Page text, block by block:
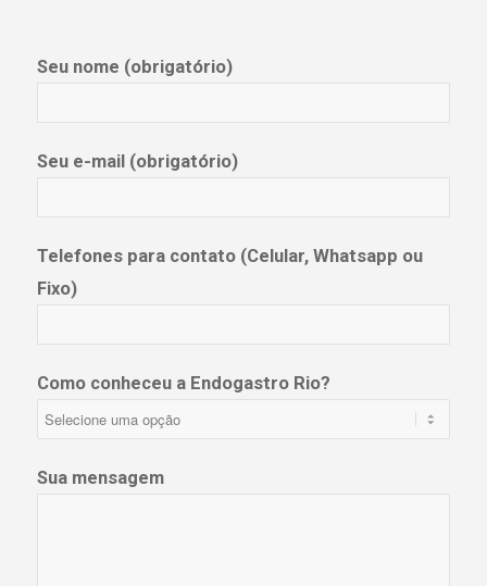
Seu nome (obrigatório)
Seu e-mail (obrigatório)
Telefones para contato (Celular, Whatsapp ou
Fixo)
Como conheceu a Endogastro Rio?
Sua mensagem